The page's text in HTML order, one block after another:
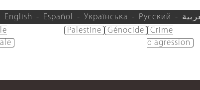
English Español Українська Русский
Palestine Génocide
Crime
d'agression